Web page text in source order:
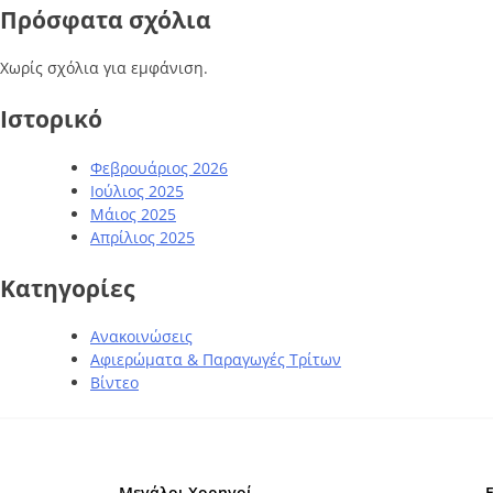
Πρόσφατα σχόλια
Χωρίς σχόλια για εμφάνιση.
Ιστορικό
Φεβρουάριος 2026
Ιούλιος 2025
Μάιος 2025
Απρίλιος 2025
Kατηγορίες
Ανακοινώσεις
Αφιερώματα & Παραγωγές Τρίτων
Βίντεο